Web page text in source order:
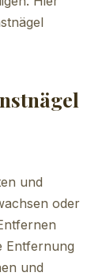
und
oder
Entfernung
und